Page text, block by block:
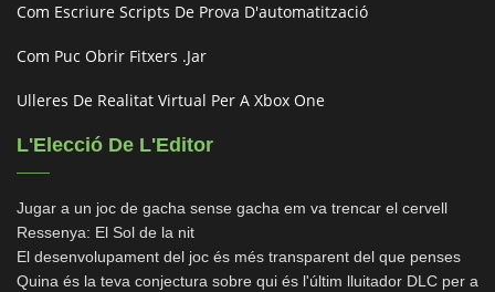
Com Escriure Scripts De Prova D'automatització
Com Puc Obrir Fitxers .jar
Ulleres De Realitat Virtual Per A Xbox One
L'Elecció De L'Editor
Jugar a un joc de gacha sense gacha em va trencar el cervell
Ressenya: El Sol de la nit
El desenvolupament del joc és més transparent del que penses
Quina és la teva conjectura sobre qui és l'últim lluitador DLC per a